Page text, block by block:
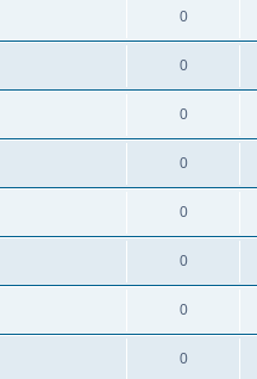
0
0
0
0
0
0
0
0